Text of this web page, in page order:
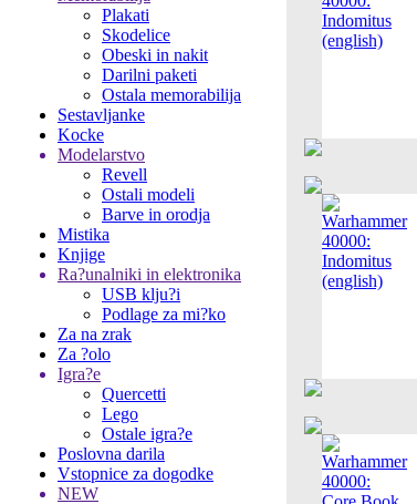
Plakati
Skodelice
Obeski in nakit
Darilni paketi
Ostala memorabilija
Sestavljanke
Kocke
Modelarstvo
Revell
Ostali modeli
Barve in orodja
Mistika
Knjige
Ra?unalniki in elektronika
USB klju?i
Podlage za mi?ko
Za na zrak
Za ?olo
Igra?e
Quercetti
Lego
Ostale igra?e
Poslovna darila
Vstopnice za dogodke
NEW